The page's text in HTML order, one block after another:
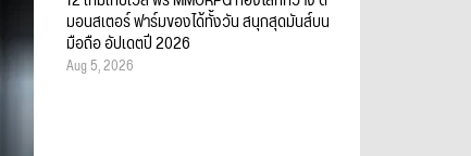
มอนสเตอร์ ฟาร์มของได้ทั้งวัน สนุกสุดมันส์บน
มือถือ อัปเดตปี 2026
Aug 5, 2026